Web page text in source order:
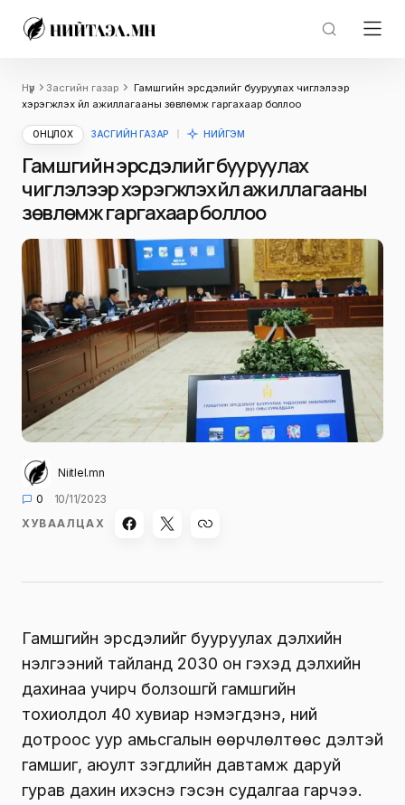
Нүүр Засгийн газар
Гамшгийн эрсдэлийг бууруулах чиглэлээр
хэрэгжүүлэх үйл ажиллагааны зөвлөмж гаргахаар боллоо
ОНЦЛОХ ЗАСГИЙН ГАЗАР НИЙГЭМ
Гамшгийн эрсдэлийг бууруулах
чиглэлээр хэрэгжүүлэх үйл ажиллагааны
зөвлөмж гаргахаар боллоо
Niitlel.mn
0
10/11/2023
ХУВААЛЦАХ
Гамшгийн эрсдэлийг бууруулах дэлхийн
үнэлгээний тайланд 2030 он гэхэд дэлхийн
дахинаа учирч болзошгүй гамшгийн
тохиолдол 40 хувиар нэмэгдэнэ, үүний
дотроос уур амьсгалын өөрчлөлтөөс үүдэлтэй
гамшиг, аюулт үзэгдлийн давтамж даруй
гурав дахин ихэснэ гэсэн судалгаа гарчээ.